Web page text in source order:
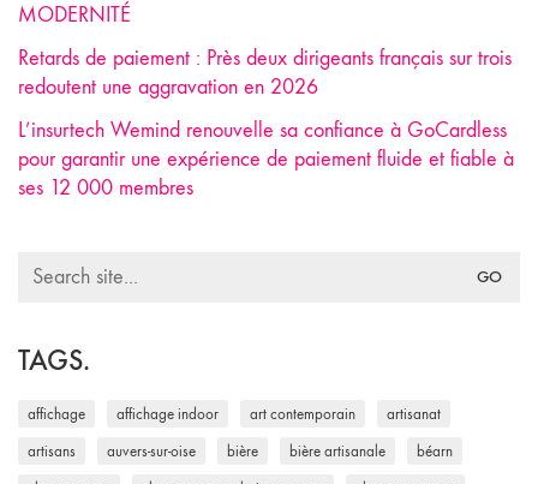
MODERNITÉ
Retards de paiement : Près deux dirigeants français sur trois
redoutent une aggravation en 2026
L’insurtech Wemind renouvelle sa confiance à GoCardless
pour garantir une expérience de paiement fluide et fiable à
ses 12 000 membres
Search
TAGS.
affichage affichage indoor art contemporain artisanat
artisans auvers-sur-oise bière bière artisanale béarn